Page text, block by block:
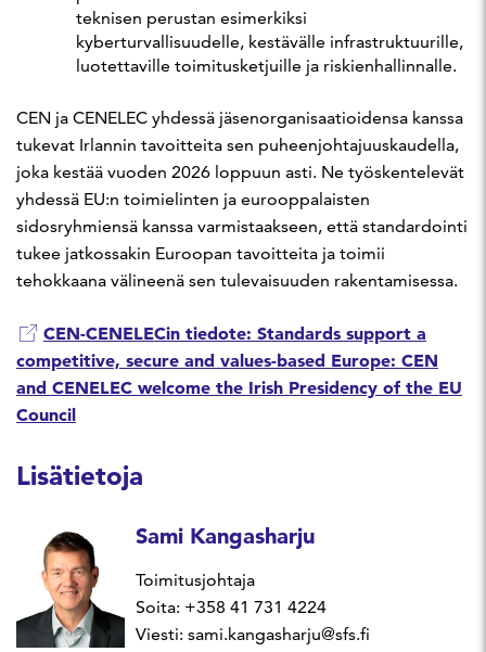
teknisen perustan esimerkiksi
kyberturvallisuudelle, kestävälle infrastruktuurille,
luotettaville toimitusketjuille ja riskienhallinnalle.
CEN ja CENELEC yhdessä jäsenorganisaatioidensa kanssa
tukevat Irlannin tavoitteita sen puheenjohtajuuskaudella,
joka kestää vuoden 2026 loppuun asti. Ne työskentelevät
yhdessä EU:n toimielinten ja eurooppalaisten
sidosryhmiensä kanssa varmistaakseen, että standardointi
tukee jatkossakin Euroopan tavoitteita ja toimii
tehokkaana välineenä sen tulevaisuuden rakentamisessa.
CEN-CENELECin tiedote: Standards support a
competitive, secure and values-based Europe: CEN
and CENELEC welcome the Irish Presidency of the EU
Council
Lisätietoja
Sami Kangasharju
Toimitusjohtaja
Soita: +358 41 731 4224
Viesti: sami.kangasharju@sfs.fi